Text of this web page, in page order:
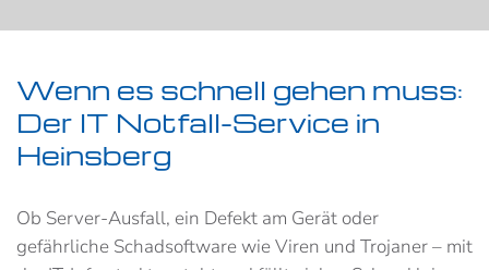
Wenn es schnell gehen muss:
Der IT Notfall-Service in
Heinsberg
Ob Server-Ausfall, ein Defekt am Gerät oder
gefährliche Schadsoftware wie Viren und Trojaner – mit